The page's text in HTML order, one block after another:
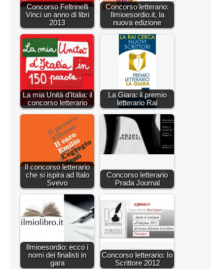
Concorso Feltrinelli
Vinci un anno di libri
2013
Concorso letterario:
Ilmioesordio.it, la
nuova edizione
La mia Unità d'Italia: il
concorso letterario
La Giara: il premio
letterario Rai
Il concorso letterario
che si ispira ad Italo
Svevo
Concorso letterario
Prada Journal
Ilmioesordio: ecco i
nomi dei finalisti in
gara
Concorso letterario: Io
Scrittore 2012